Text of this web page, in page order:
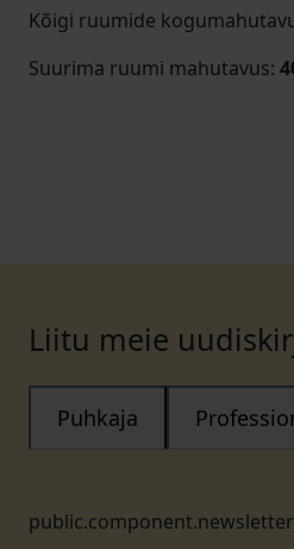
Kõigi ruumide
Suurima ruumi mahutavus:
Liitu meie
Puhkaja